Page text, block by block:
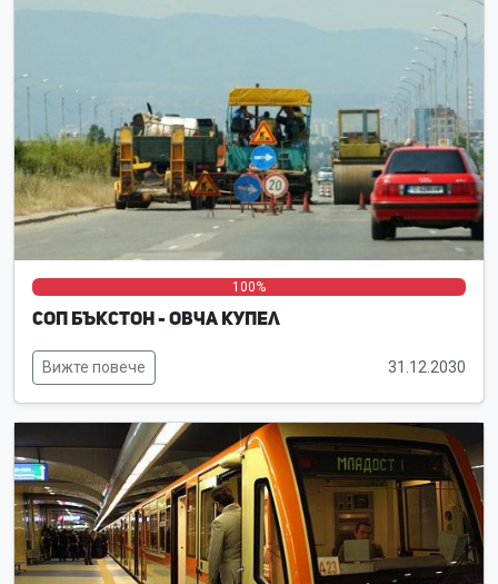
0%
0% 100%
СОП Бъкстон - Овча купел
Вижте повече 31.12.2030